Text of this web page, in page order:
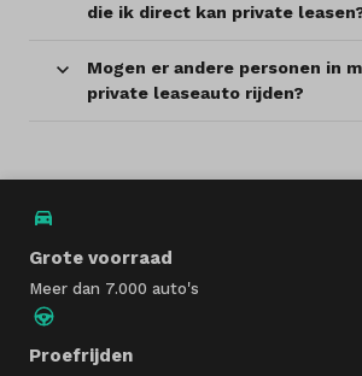
die ik direct kan private
Mogen er andere personen in
private leaseauto rijden?
Grote voorraad
Meer dan 7.000 auto's
Proefrijden